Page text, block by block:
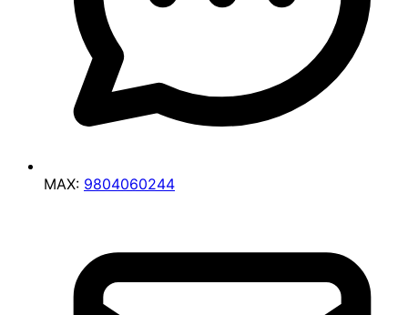
MAX: 9804060244